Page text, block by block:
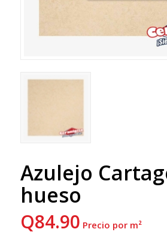
Azulejo
hueso
Q84.90 Precio por m²